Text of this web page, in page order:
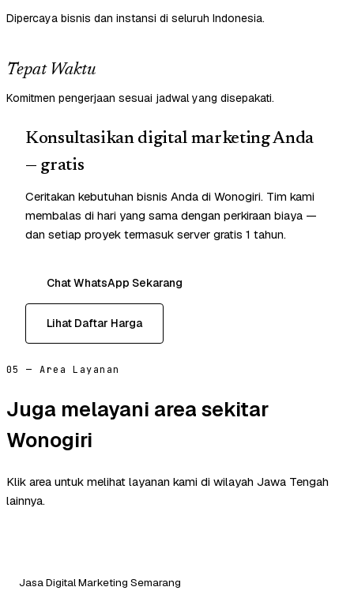
Dipercaya bisnis dan instansi di seluruh Indonesia.
Tepat Waktu
Komitmen pengerjaan sesuai jadwal yang disepakati.
Konsultasikan digital marketing Anda
— gratis
Ceritakan kebutuhan bisnis Anda di Wonogiri. Tim kami
membalas di hari yang sama dengan perkiraan biaya —
dan setiap proyek termasuk server gratis 1 tahun.
Chat WhatsApp Sekarang
Lihat Daftar Harga
05 — Area Layanan
Juga melayani area sekitar
Wonogiri
Klik area untuk melihat layanan kami di wilayah Jawa Tengah
lainnya.
Jasa Digital Marketing Semarang